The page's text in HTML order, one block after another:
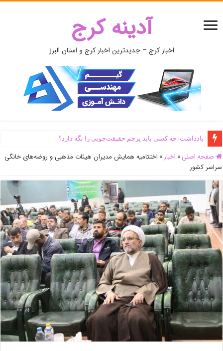
آدینه کرج
اخبار کرج – جدیدترین اخبار کرج و استان البرز
یادداشت| ‌چه کسی باید پرچم حقیقت‌جویی را نگه دارد؟
صفحه اصلی » اخبار » اختتامیه همایش مدیران هیئات مذهبی و روضه‌های خانگی
سراسر کشور